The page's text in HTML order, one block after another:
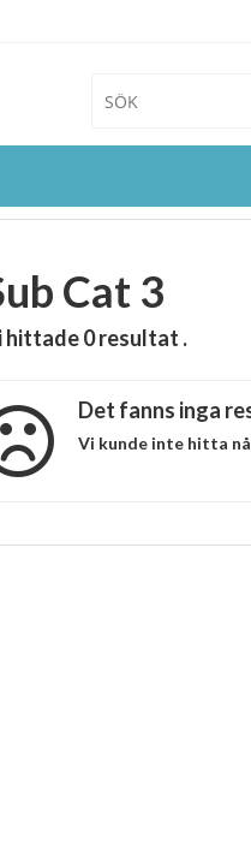
Cat 3
hittade0resultat .
Det fanns inga
Vi kunde inte hitta